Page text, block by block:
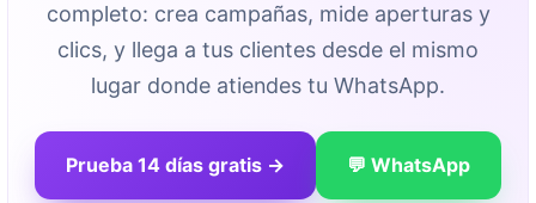
completo: crea campañas, mide aperturas y
clics, y llega a tus clientes desde el mismo
lugar donde atiendes tu WhatsApp.
Prueba 14 días gratis → 💬 WhatsApp